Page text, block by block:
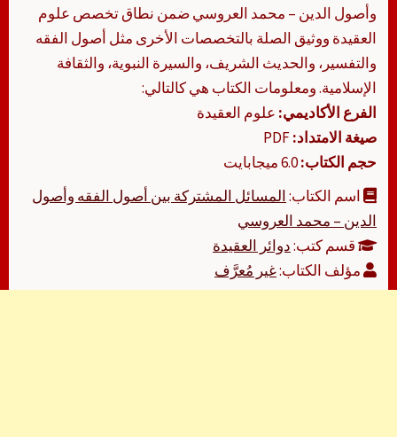
وأصول الدين – محمد العروسي ضمن نطاق تخصص علوم
العقيدة ووثيق الصلة بالتخصصات الأخرى مثل أصول الفقه
والتفسير، والحديث الشريف، والسيرة النبوية، والثقافة
الإسلامية. ومعلومات الكتاب هي كالتالي:
الفرع الأكاديمي: علوم العقيدة
صيغة الامتداد:
حجم الكتاب:6.0 ميجابايت
اسم الكتاب:المسائل المشتركة بين أصول الفقه وأصول
الدين – محمد العروسي
قسم كتب:دوائر العقيدة
مؤلف الكتاب:غير مُعرَّف